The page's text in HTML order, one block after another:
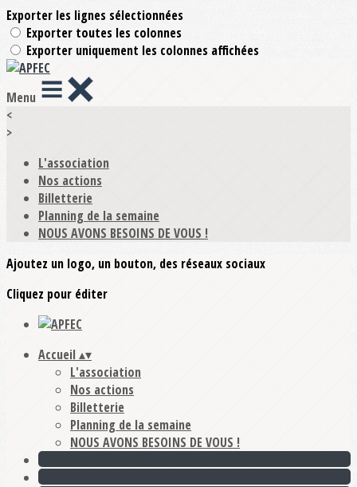
Exporter les lignes sélectionnées
Exporter toutes les colonnes
Exporter uniquement les colonnes affichées
Menu
<
>
L'association
Nos actions
Billetterie
Planning de la semaine
NOUS AVONS BESOINS DE VOUS !
Ajoutez un logo, un bouton, des réseaux sociaux
Cliquez pour éditer
Accueil ▴▾
L'association
Nos actions
Billetterie
Planning de la semaine
NOUS AVONS BESOINS DE VOUS !